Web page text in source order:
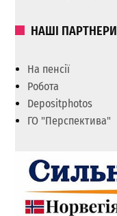
НАШІ ПАРТНЕРИ
На пенсії
Робота
Depositphotos
ГО "Перспектива"